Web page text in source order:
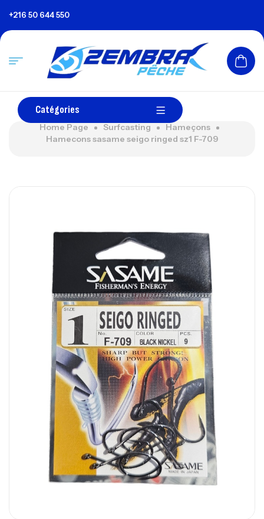
+216 50 644 550
Catégories
Home Page Surfcasting
Hameçons
Hamecons sasame seigo ringed sz1 F-709